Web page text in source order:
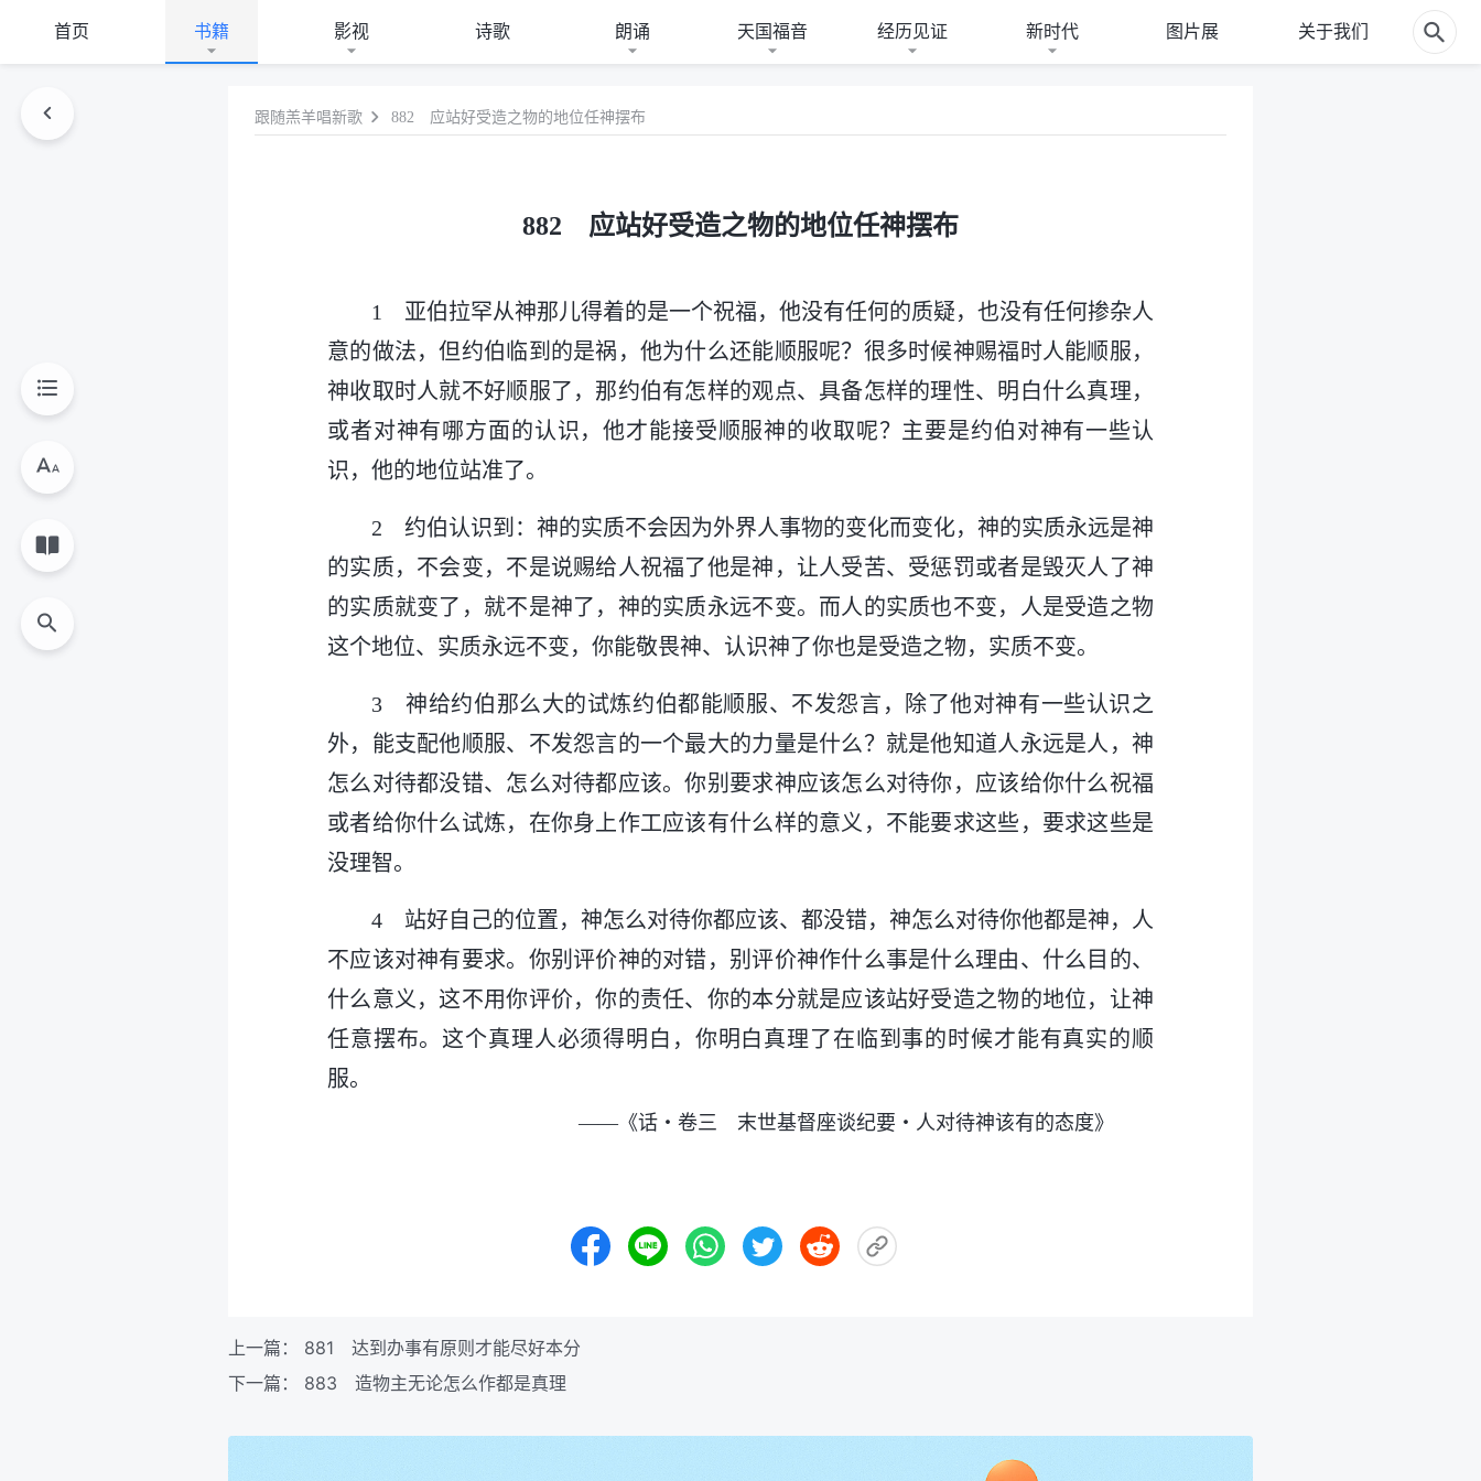
首页 书籍 影视 诗歌 朗诵 天国福音 经历见证 新时代 图片展 关于我们
跟随羔羊唱新歌 882 应站好受造之物的地位任神摆布
882 应站好受造之物的地位任神摆布
1 亚伯拉罕从神那儿得着的是一个祝福，他没有任何的质疑，也没有任何掺杂人
意的做法，但约伯临到的是祸，他为什么还能顺服呢？很多时候神赐福时人能顺服，
神收取时人就不好顺服了，那约伯有怎样的观点、具备怎样的理性、明白什么真理，
或者对神有哪方面的认识，他才能接受顺服神的收取呢？主要是约伯对神有一些认
识，他的地位站准了。
2 约伯认识到：神的实质不会因为外界人事物的变化而变化，神的实质永远是神
的实质，不会变，不是说赐给人祝福了他是神，让人受苦、受惩罚或者是毁灭人了神
的实质就变了，就不是神了，神的实质永远不变。而人的实质也不变，人是受造之物
这个地位、实质永远不变，你能敬畏神、认识神了你也是受造之物，实质不变。
3 神给约伯那么大的试炼约伯都能顺服、不发怨言，除了他对神有一些认识之
外，能支配他顺服、不发怨言的一个最大的力量是什么？就是他知道人永远是人，神
怎么对待都没错、怎么对待都应该。你别要求神应该怎么对待你，应该给你什么祝福
或者给你什么试炼，在你身上作工应该有什么样的意义，不能要求这些，要求这些是
没理智。
4 站好自己的位置，神怎么对待你都应该、都没错，神怎么对待你他都是神，人
不应该对神有要求。你别评价神的对错，别评价神作什么事是什么理由、什么目的、
什么意义，这不用你评价，你的责任、你的本分就是应该站好受造之物的地位，让神
任意摆布。这个真理人必须得明白，你明白真理了在临到事的时候才能有真实的顺
服。
——《话・卷三 末世基督座谈纪要・人对待神该有的态度》
上一篇： 881 达到办事有原则才能尽好本分
下一篇： 883 造物主无论怎么作都是真理